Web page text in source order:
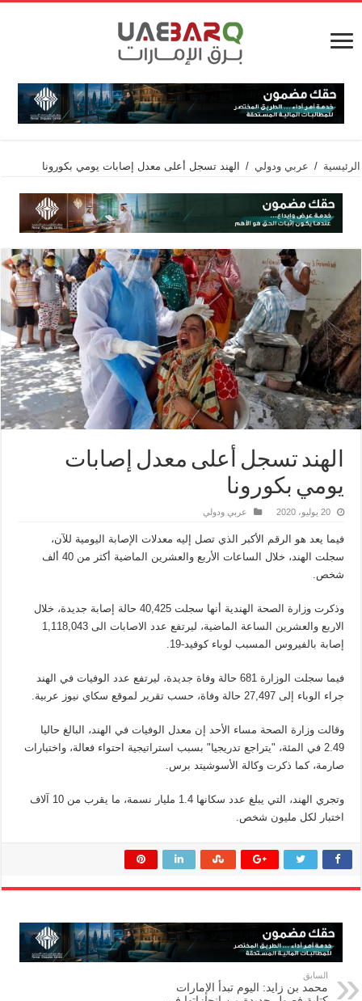
الرئيسية / عربي ودولي / الهند تسجل أعلى معدل إصابات يومي بكورونا
الهند تسجل أعلى معدل إصابات
يومي بكورونا
20 يوليو، 2020 عربي ودولي
فيما يعد هو الرقم الأكبر الذي تصل إليه معدلات الإصابة اليومية للآن،
سجلت الهند، خلال الساعات الأربع والعشرين الماضية أكثر من 40 ألف
شخص.
وذكرت وزارة الصحة الهندية أنها سجلت 40,425 حالة إصابة جديدة، خلال
الاربع والعشرين الساعة الماضية، ليرتفع عدد الاصابات الى 1,118,043
إصابة بالفيروس المسبب لوباء كوفيد-19.
فيما سجلت الوزارة 681 حالة وفاة جديدة، ليرتفع عدد الوفيات في الهند
جراء الوباء إلى 27,497 حالة وفاة، حسب تقرير لموقع سكاي نيوز عربية.
وقالت وزارة الصحة مساء الأحد إن معدل الوفيات في الهند، البالغ حاليا
2.49 في المئة، "يتراجع تدريجيا" بسبب استراتيجية احتواء فعالة، واختبارات
صارمة، كما ذكرت وكالة الأسوشيتد برس.
وتجري الهند، التي يبلغ عدد سكانها 1.4 مليار نسمة، ما يقرب من 10 آلاف
اختبار لكل مليون شخص.
السابق
محمد بن زايد: اليوم تبدأ الإمارات